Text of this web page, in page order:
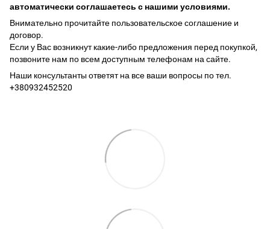
автоматически соглашаетесь с нашими условиями.
Внимательно прочитайте пользовательское соглашение и
договор.
Если у Вас возникнут какие-либо предложения перед покупкой,
позвоните нам по всем доступным телефонам на сайте.
Наши консультанты ответят на все ваши вопросы по тел.
+380932452520